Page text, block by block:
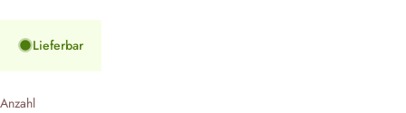
Lieferbar
Anzahl